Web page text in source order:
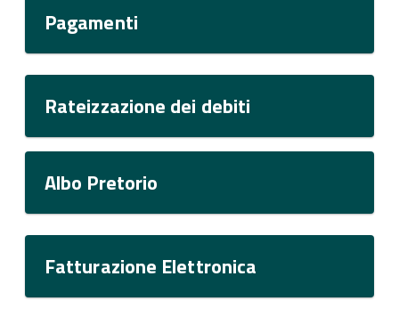
Pagamenti
Rateizzazione dei debiti
Albo Pretorio
Fatturazione Elettronica